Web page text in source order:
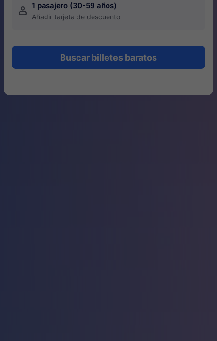
󱍂 1 pasajero (30-59 años)
Añadir tarjeta de descuento
Buscar billetes baratos